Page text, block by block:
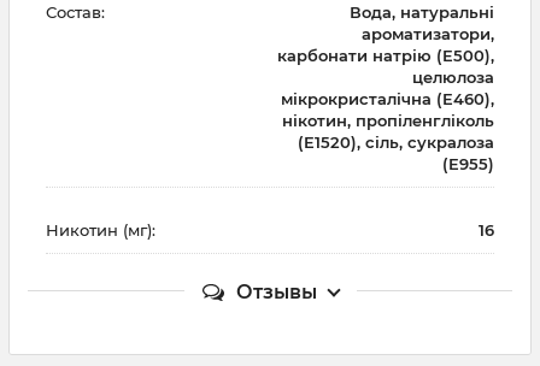
Состав:
Вода, натуральні
ароматизатори,
карбонати натрію (E500),
целюлоза
мікрокристалічна (E460),
нікотин, пропіленгліколь
(E1520), сіль, сукралоза
(E955)
Никотин (мг): 16
Отзывы